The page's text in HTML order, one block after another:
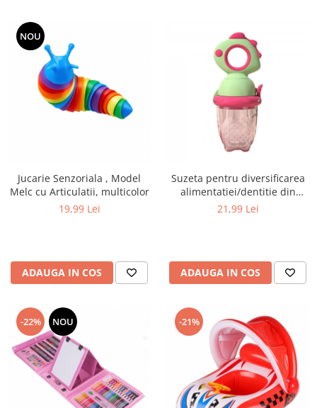
NOU
Jucarie Senzoriala , Model
Melc cu Articulatii, multicolor
19,99 Lei
ADAUGA IN COS
Suzeta pentru diversificarea
alimentatiei/dentitie din
silicon pentru fructe si piure
21,99 Lei
ADAUGA IN COS
-22% NOU -21%